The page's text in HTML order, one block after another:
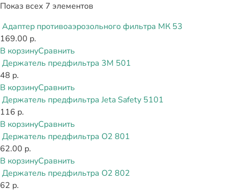
Показ всех 7 элементов
Адаптер противоаэрозольного фильтра МК 53
169.00 р.
В корзинуСравнить
Держатель предфильтра 3М 501
48 р.
В корзинуСравнить
Держатель предфильтра Jeta Safety 5101
116 р.
В корзинуСравнить
Держатель предфильтра О2 801
62.00 р.
В корзинуСравнить
Держатель предфильтра О2 802
62 р.